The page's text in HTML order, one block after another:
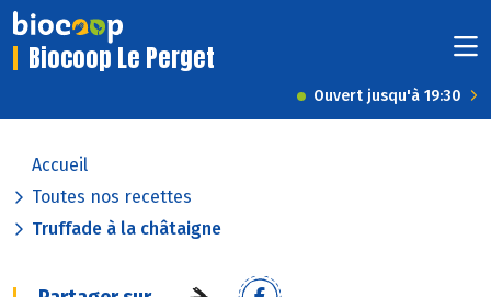
Biocoop Le Perget
Ouvert jusqu'à 19:30
Accueil
Toutes nos recettes
Truffade à la châtaigne